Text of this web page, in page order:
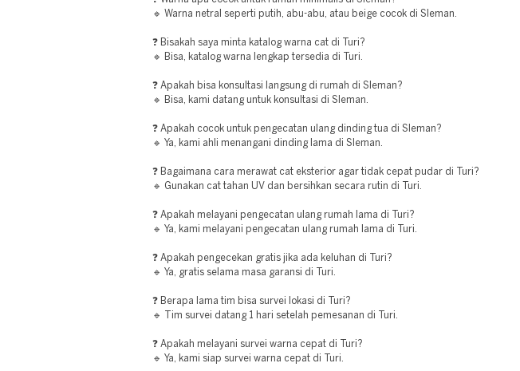
🔹 Warna netral seperti putih, abu-abu, atau beige cocok di Sleman.
❓ Bisakah saya minta katalog warna cat di Turi?
🔹 Bisa, katalog warna lengkap tersedia di Turi.
❓ Apakah bisa konsultasi langsung di rumah di Sleman?
🔹 Bisa, kami datang untuk konsultasi di Sleman.
❓ Apakah cocok untuk pengecatan ulang dinding tua di Sleman?
🔹 Ya, kami ahli menangani dinding lama di Sleman.
❓ Bagaimana cara merawat cat eksterior agar tidak cepat pudar di Turi?
🔹 Gunakan cat tahan UV dan bersihkan secara rutin di Turi.
❓ Apakah melayani pengecatan ulang rumah lama di Turi?
🔹 Ya, kami melayani pengecatan ulang rumah lama di Turi.
❓ Apakah pengecekan gratis jika ada keluhan di Turi?
🔹 Ya, gratis selama masa garansi di Turi.
❓ Berapa lama tim bisa survei lokasi di Turi?
🔹 Tim survei datang 1 hari setelah pemesanan di Turi.
❓ Apakah melayani survei warna cepat di Turi?
🔹 Ya, kami siap survei warna cepat di Turi.